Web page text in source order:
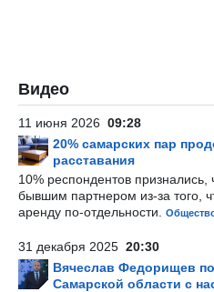
Видео
11 июня 2026 09:28
20% самарских пар
расставания
10% респондентов
бывшим партнером из-за того,
аренду по-отдельности.
31 декабря 2025 20:30
Вячеслав Федорищев
Самарской области с